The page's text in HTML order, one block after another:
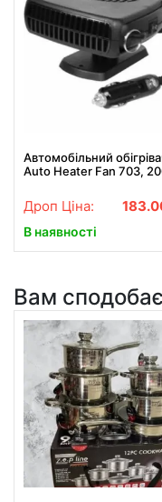
Автомобільний
Auto Heater Fan 703,
автопічка, автодувка
Дроп Ціна:
В наявності
Вам